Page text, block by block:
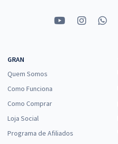
GRAN
Quem Somos
Como Funciona
Como Comprar
Loja Social
Programa de Afiliados